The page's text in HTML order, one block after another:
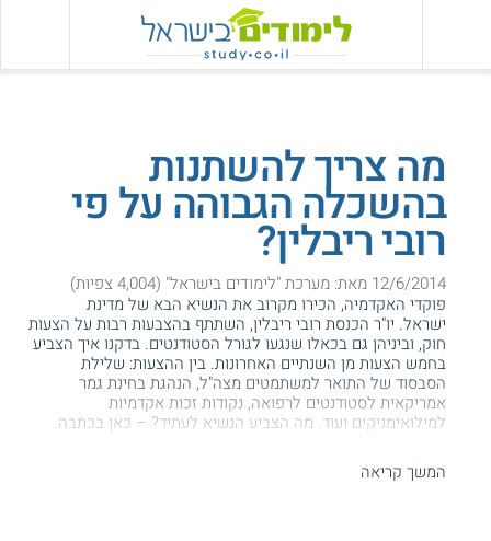
מה צריך להשתנות
בהשכלה הגבוהה על פי
רובי ריבלין?
12/6/2014 מאת: מערכת "לימודים בישראל" (4,004 צפיות)
פוקדי האקדמיה, הכירו מקרוב את הנשיא הבא של מדינת
ישראל. יו"ר הכנסת רובי ריבלין, השתתף בהצבעות רבות על הצעות
חוק, וביניהן גם בכאלו שנגעו לגורל הסטודנטים. בדקנו איך הצביע
בחמש הצעות מן השנתיים האחרונות. בין ההצעות: שלילת
הסבסוד של התואר למשתמטים מצה"ל, הנהגת בחינת גמר
אמריקאית לסטודנטים לרפואה, נקודות זכות אקדמיות
למילואימניקים ועוד. מה הצביע הנשיא לעתיד? – כאן בכתבה.
המידע באתר הועיל ל87% מהגולשים.המשך קריאה